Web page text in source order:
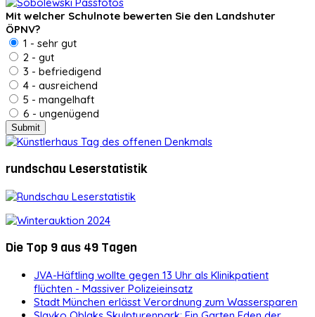
Mit welcher Schulnote bewerten Sie den Landshuter
ÖPNV?
1 - sehr gut
2 - gut
3 - befriedigend
4 - ausreichend
5 - mangelhaft
6 - ungenügend
rundschau Leserstatistik
Die Top 9 aus 49 Tagen
JVA-Häftling wollte gegen 13 Uhr als Klinikpatient
flüchten - Massiver Polizeieinsatz
Stadt München erlässt Verordnung zum Wassersparen